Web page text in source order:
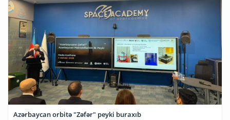
Azərbaycan orbitə "Zəfər" peyki buraxıb